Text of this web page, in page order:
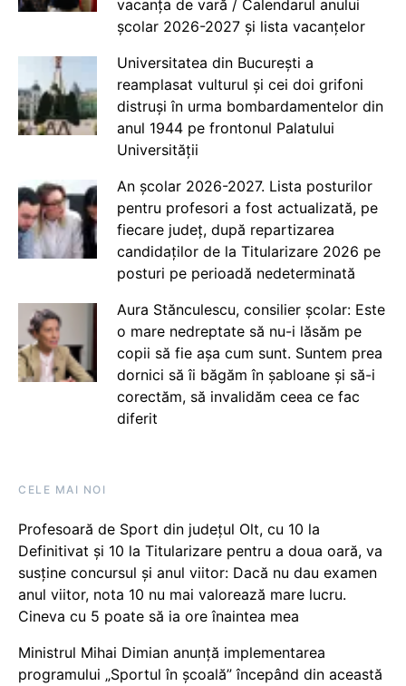
vacanța de vară / Calendarul anului
școlar 2026-2027 și lista vacanțelor
Universitatea din București a
reamplasat vulturul și cei doi grifoni
distruși în urma bombardamentelor din
anul 1944 pe frontonul Palatului
Universității
An școlar 2026-2027. Lista posturilor
pentru profesori a fost actualizată, pe
fiecare județ, după repartizarea
candidaților de la Titularizare 2026 pe
posturi pe perioadă nedeterminată
Aura Stănculescu, consilier școlar: Este
o mare nedreptate să nu-i lăsăm pe
copii să fie așa cum sunt. Suntem prea
dornici să îi băgăm în șabloane și să-i
corectăm, să invalidăm ceea ce fac
diferit
CELE MAI NOI
Profesoară de Sport din județul Olt, cu 10 la
Definitivat și 10 la Titularizare pentru a doua oară, va
susține concursul și anul viitor: Dacă nu dau examen
anul viitor, nota 10 nu mai valorează mare lucru.
Cineva cu 5 poate să ia ore înaintea mea
Ministrul Mihai Dimian anunță implementarea
programului „Sportul în școală” începând din această